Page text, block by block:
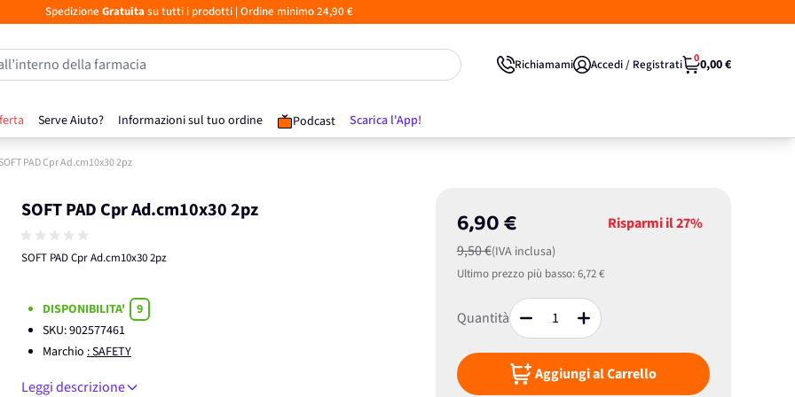
Spedizione Gratuita su tutti i prodotti| Ordine minimo 24,90 €
Serve Aiuto? Informazioni sul tuo ordine Podcast Scarica l'App!
della farmacia Richiamami Accedi / Registrati 00,00 €
SOFT PAD Cpr Ad.cm10x30 2pz
SOFT PAD Cpr Ad.cm10x30 2pz
SOFT PAD Cpr Ad.cm10x30 2pz
6,90 €
9,50 €(IVA inclusa)
Risparmi il27%
Ultimo prezzo più basso:6,72 €
Quantità
Aggiungi al Carrello
DISPONIBILITA'
9
SKU:902577461
Marchio : SAFETY
Leggi descrizione